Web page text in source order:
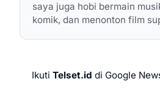
saya juga hobi bermain
komik, dan menonton film
Ikuti Telset.id di Google